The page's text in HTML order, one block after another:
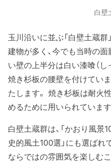
白壁
玉川沿いに並ぶ「白壁土蔵群
建物が多く、今でも当時の
い壁の上半分は白い漆喰（し
焼き杉板の腰壁を付けてい
たします。 焼き杉板は耐火
めるために用いられています
白壁土蔵群は、「かおり風景
史的風土100選」にも選ばれ
ならではの雰囲気を楽しむ